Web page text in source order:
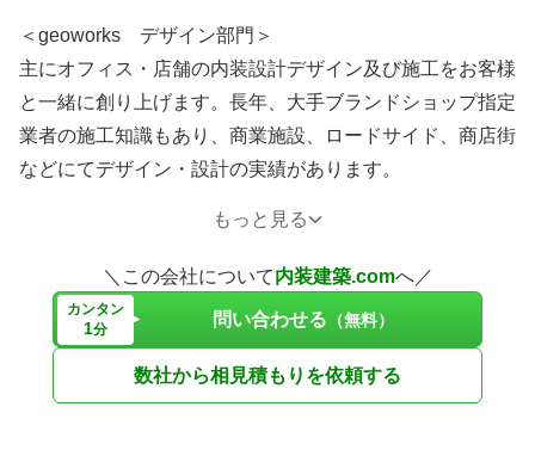
＜geoworks デザイン部門＞
主にオフィス・店舗の内装設計デザイン及び施工をお客様
と一緒に創り上げます。長年、大手ブランドショップ指定
業者の施工知識もあり、商業施設、ロードサイド、商店街
などにてデザイン・設計の実績があります。
＜team geoworks チーム:ジオワークス＞
会社創業からの「内装工事職」+「電気専門職」の自社施
工チームがおります。
長年にわたり、クオリティー向上してまいりました。伝
達・理解スピードも速い為、結果、業界いち施工期間が速
いと自負しております。
もっと見る
＼この会社について内装建築.comへ／
カンタン
1分 問い合わせる （無料）
数社から相見積もりを依頼する